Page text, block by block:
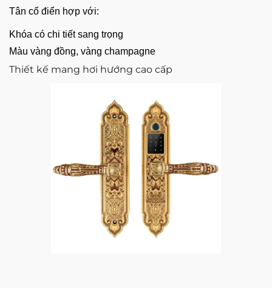
Tân cổ điển hợp với:
Khóa có chi tiết sang trọng
Màu vàng đồng, vàng champagne
Thiết kế mang hơi hướng cao cấp